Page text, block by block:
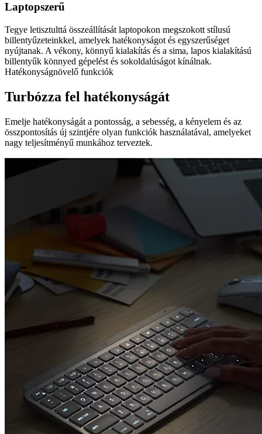
Laptopszerű
Tegye letisztulttá összeállítását laptopokon megszokott stílusú
billentyűzeteinkkel, amelyek hatékonyságot és egyszerűséget
nyújtanak. A vékony, könnyű kialakítás és a sima, lapos kialakítású
billentyűk könnyed gépelést és sokoldalúságot kínálnak.
Hatékonyságnövelő funkciók
Turbózza fel hatékonyságát
Emelje hatékonyságát a pontosság, a sebesség, a kényelem és az
összpontosítás új szintjére olyan funkciók használatával, amelyeket
nagy teljesítményű munkához terveztek.